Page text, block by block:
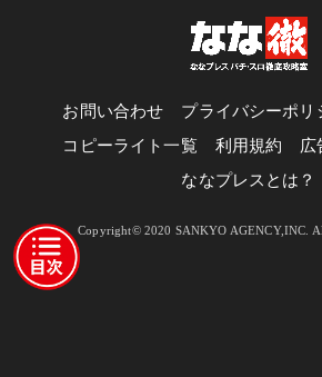
お問い合わせ プライバシーポリ
コピーライト一覧
利用規約
広
ななプレスとは？
Copyright© 2020 SANKYO AGENCY,INC.